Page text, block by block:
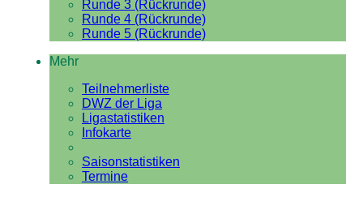
Runde 3 (Rückrunde)
Runde 4 (Rückrunde)
Runde 5 (Rückrunde)
Mehr
Teilnehmerliste
DWZ der Liga
Ligastatistiken
Infokarte
Saisonstatistiken
Termine